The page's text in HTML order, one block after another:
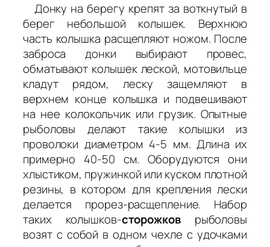
Донку на берегу крепят за воткнутый в
берег небольшой колышек. Верхнюю
часть колышка расщепляют ножом. После
заброса донки выбирают провес,
обматывают колышек леской, мотовильце
кладут рядом, леску защемляют в
верхнем конце колышка и подвешивают
на нее колокольчик или грузик. Опытные
рыболовы делают такие колышки из
проволоки диаметром 4-5 мм. Длина их
примерно 40-50 см. Оборудуются они
хлыстиком, пружинкой или куском плотной
резины, в котором для крепления лески
делается прорез-расщепление. Набор
таких колышков-сторожковрыболовы
возят с собой в одном чехле с удочками